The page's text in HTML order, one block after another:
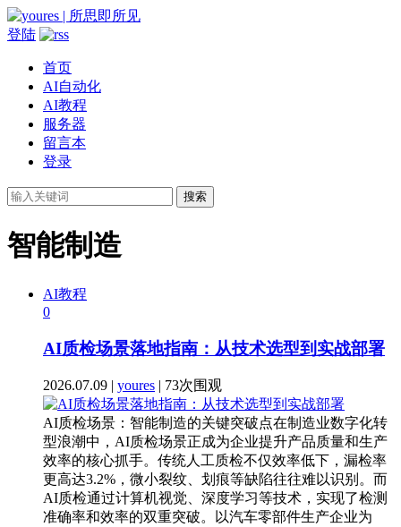
登陆
首页
AI自动化
AI教程
服务器
留言本
登录
搜索
智能制造
AI教程
0
AI质检场景落地指南：从技术选型到实战部署
2026.07.09 | youres | 73次围观
AI质检场景：智能制造的关键突破点在制造业数字化转
型浪潮中，AI质检场景正成为企业提升产品质量和生产
效率的核心抓手。传统人工质检不仅效率低下，漏检率
更高达3.2%，微小裂纹、划痕等缺陷往往难以识别。而
AI质检通过计算机视觉、深度学习等技术，实现了检测
准确率和效率的双重突破。以汽车零部件生产企业为